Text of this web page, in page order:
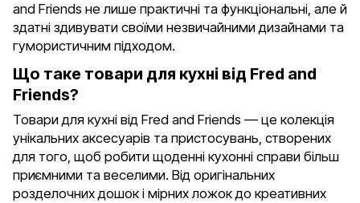
and Friends не лише практичні та функціональні, але й
здатні здивувати своїми незвичайними дизайнами та
гумористичним підходом.
Що таке товари для кухні від Fred and
Friends?
Товари для кухні від Fred and Friends — це колекція
унікальних аксесуарів та пристосувань, створених
для того, щоб робити щоденні кухонні справи більш
приємними та веселими. Від оригінальних
розделочних дошок і мірних ложок до креативних